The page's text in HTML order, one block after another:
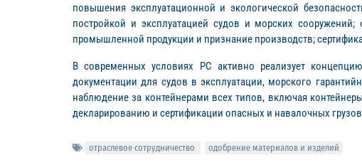
повышения эксплуатационной и экологической
постройкой и эксплуатацией судов и морских
промышленной продукции и признание производств;
В современных условиях РС активно реализует
документации для судов в эксплуатации, морского
наблюдение за контейнерами всех типов, включая
декларированию и сертификации опасных и навалочных
отраслевое сотрудничество одобрение материалов и изделий